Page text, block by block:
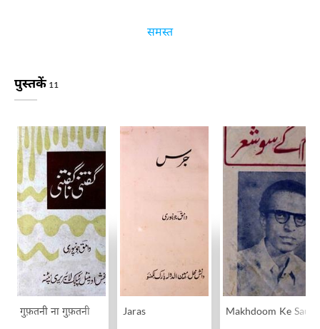
समस्त
पुस्तकें 11
गुफ़तनी ना गुफ़तनी Jaras Makhdoom Ke Sau